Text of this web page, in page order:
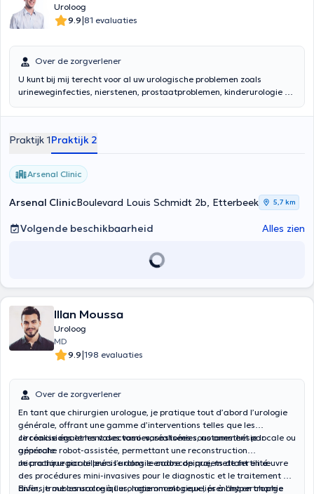
Uroloog
9.9|81 evaluaties
Over de zorgverlener
U kunt bij mij terecht voor al uw urologische problemen zoals
urineweginfecties, nierstenen, prostaatproblemen, kinderurologie en
Laparoscopische en robotgeassisteerde chirurgie, Urodynamica en
Praktijk 1Praktijk 2
Arsenal Clinic
Arsenal ClinicBoulevard Louis Schmidt 2b, Etterbeek 5,7 km
Volgende beschikbaarheid Alles zien
Illan Moussa
Uroloog
MD
9.9|198 evaluaties
Over de zorgverlener
En tant que chirurgien urologue, je pratique tout d’abord l’urologie
générale, offrant une gamme d’interventions telles que les
circoncisionset lesvasectomies, réalisées sous anesthésie locale ou
générale.
Je réalise également desvaso-vasostomies, notamment par
approche robot-assistée, permettant une reconstruction
microchirurgicale précise dans le cadre de projets de fertilité.
Je pratique par ailleurs l’urologie endoscopique, mettant en œuvre
des procédures mini-invasives pour le diagnostic et le traitement de
divers troubles urologiques, notamment ceux liés àl’hypertrophie
Enfin, je me consacre à l’urologie oncologique, prenant en charge